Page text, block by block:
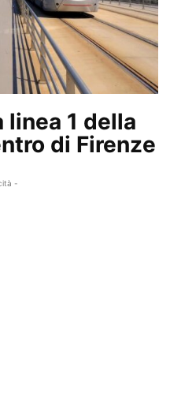
linea 1 della
di Firenze
-